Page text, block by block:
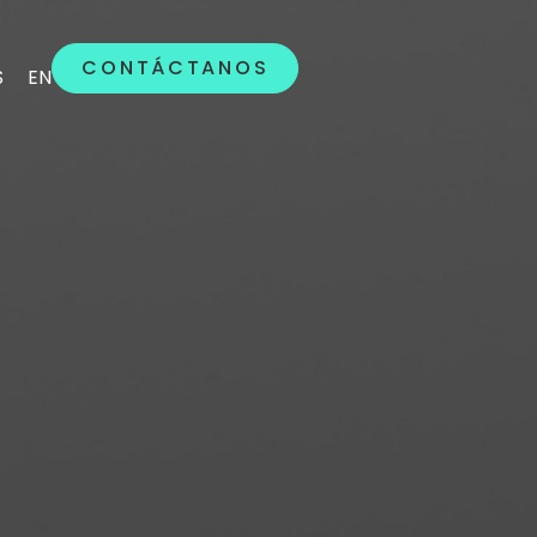
EN CONTÁCTANOS
EN CONTÁCTANOS